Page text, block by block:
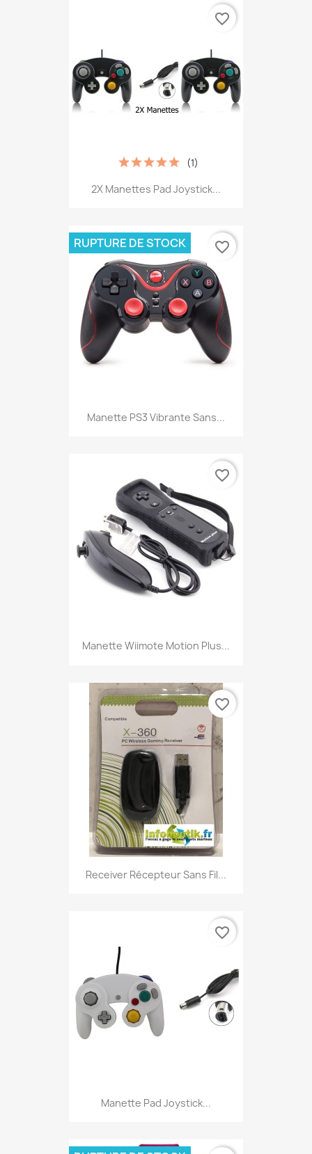
2X Manettes Pad Joystick...
(1)
favorite_border
Manette PS3 Vibrante Sans...
RUPTURE DE STOCK favorite_border
Manette Wiimote Motion Plus...
favorite_border
Receiver Récepteur Sans Fil...
favorite_border
Manette Pad Joystick...
favorite_border